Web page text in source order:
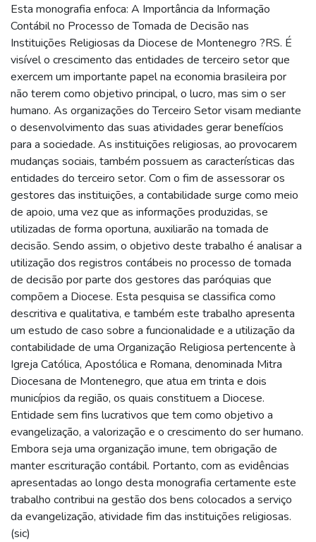
Esta monografia enfoca: A Importância da Informação
Contábil no Processo de Tomada de Decisão nas
Instituições Religiosas da Diocese de Montenegro ?RS. É
visível o crescimento das entidades de terceiro setor que
exercem um importante papel na economia brasileira por
não terem como objetivo principal, o lucro, mas sim o ser
humano. As organizações do Terceiro Setor visam mediante
o desenvolvimento das suas atividades gerar benefícios
para a sociedade. As instituições religiosas, ao provocarem
mudanças sociais, também possuem as características das
entidades do terceiro setor. Com o fim de assessorar os
gestores das instituições, a contabilidade surge como meio
de apoio, uma vez que as informações produzidas, se
utilizadas de forma oportuna, auxiliarão na tomada de
decisão. Sendo assim, o objetivo deste trabalho é analisar a
utilização dos registros contábeis no processo de tomada
de decisão por parte dos gestores das paróquias que
compõem a Diocese. Esta pesquisa se classifica como
descritiva e qualitativa, e também este trabalho apresenta
um estudo de caso sobre a funcionalidade e a utilização da
contabilidade de uma Organização Religiosa pertencente à
Igreja Católica, Apostólica e Romana, denominada Mitra
Diocesana de Montenegro, que atua em trinta e dois
municípios da região, os quais constituem a Diocese.
Entidade sem fins lucrativos que tem como objetivo a
evangelização, a valorização e o crescimento do ser humano.
Embora seja uma organização imune, tem obrigação de
manter escrituração contábil. Portanto, com as evidências
apresentadas ao longo desta monografia certamente este
trabalho contribui na gestão dos bens colocados a serviço
da evangelização, atividade fim das instituições religiosas.
(sic)